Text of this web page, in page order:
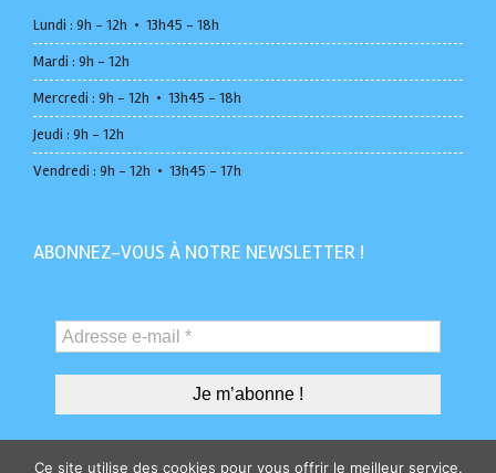
Lundi : 9h - 12h • 13h45 - 18h
Mardi : 9h - 12h
Mercredi : 9h - 12h • 13h45 - 18h
Jeudi : 9h - 12h
Vendredi : 9h - 12h • 13h45 - 17h
ABONNEZ-VOUS À NOTRE NEWSLETTER !
Ce site utilise des cookies pour vous offrir le meilleur service.